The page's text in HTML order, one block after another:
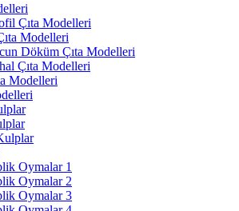
Çıta Modelleri
Modelleri
Döküm Çıta Modelleri
Çıta Modelleri
Modelleri
Oymalar 1
Oymalar 2
Oymalar 3